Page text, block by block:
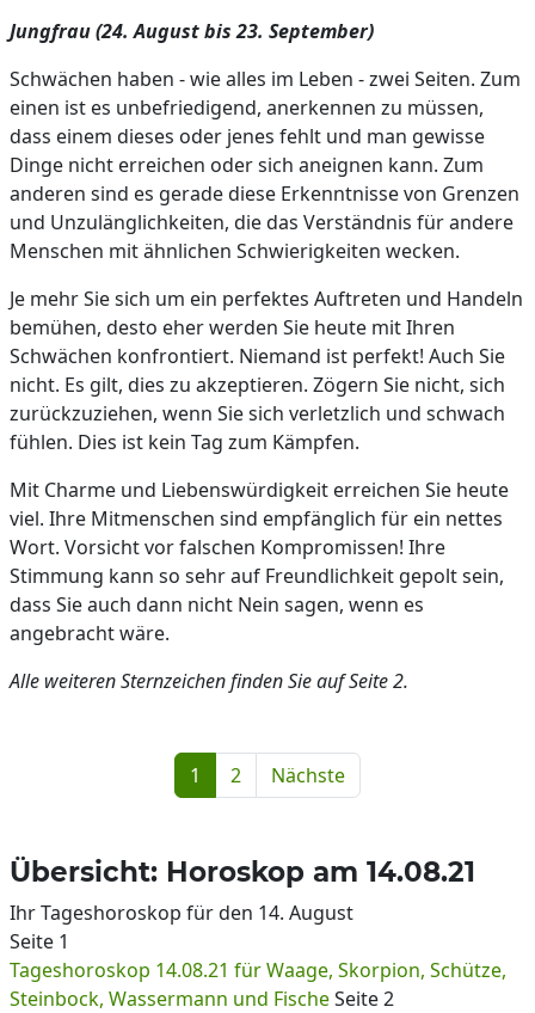
Jungfrau (24. August bis 23. September)
Schwächen haben - wie alles im Leben - zwei Seiten. Zum
einen ist es unbefriedigend, anerkennen zu müssen,
dass einem dieses oder jenes fehlt und man gewisse
Dinge nicht erreichen oder sich aneignen kann. Zum
anderen sind es gerade diese Erkenntnisse von Grenzen
und Unzulänglichkeiten, die das Verständnis für andere
Menschen mit ähnlichen Schwierigkeiten wecken.
Je mehr Sie sich um ein perfektes Auftreten und Handeln
bemühen, desto eher werden Sie heute mit Ihren
Schwächen konfrontiert. Niemand ist perfekt! Auch Sie
nicht. Es gilt, dies zu akzeptieren. Zögern Sie nicht, sich
zurückzuziehen, wenn Sie sich verletzlich und schwach
fühlen. Dies ist kein Tag zum Kämpfen.
Mit Charme und Liebenswürdigkeit erreichen Sie heute
viel. Ihre Mitmenschen sind empfänglich für ein nettes
Wort. Vorsicht vor falschen Kompromissen! Ihre
Stimmung kann so sehr auf Freundlichkeit gepolt sein,
dass Sie auch dann nicht Nein sagen, wenn es
angebracht wäre.
Alle weiteren Sternzeichen finden Sie auf Seite 2.
1 2 Nächste
Übersicht: Horoskop am 14.08.21
Ihr Tageshoroskop für den 14. August
Seite 1
Tageshoroskop 14.08.21 für Waage, Skorpion, Schütze,
Steinbock, Wassermann und FischeSeite 2